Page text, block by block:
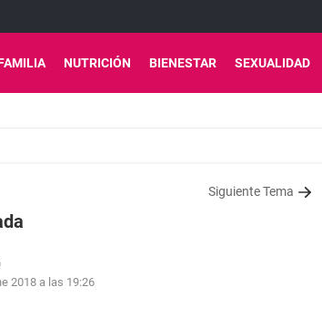
NUTRICIÓN BIENESTAR SEXUALIDAD
Siguiente Tema
2018 a las 19:26